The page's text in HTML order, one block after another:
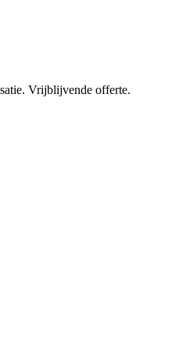
Vrijblijvende offerte.